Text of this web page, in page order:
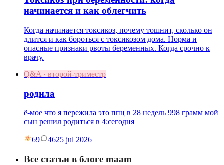
начинается и как облегчить
Когда начинается токсикоз, почему тошнит, сколько он
длится и как бороться с токсикозом дома. Норма и
опасные признаки рвоты беременных. Когда срочно к
врачу.
Q&A · второй-триместр
родила
ё-мое что я пережила это ппц в 28 недель 998 грамм мой
сын решил родиться в 4:сегодня
69 4625 jul 2026
Все статьи в блоге maam